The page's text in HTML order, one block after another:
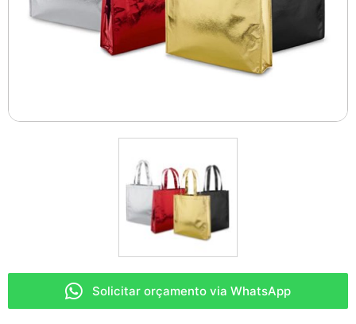
Solicitar orçamento via WhatsApp